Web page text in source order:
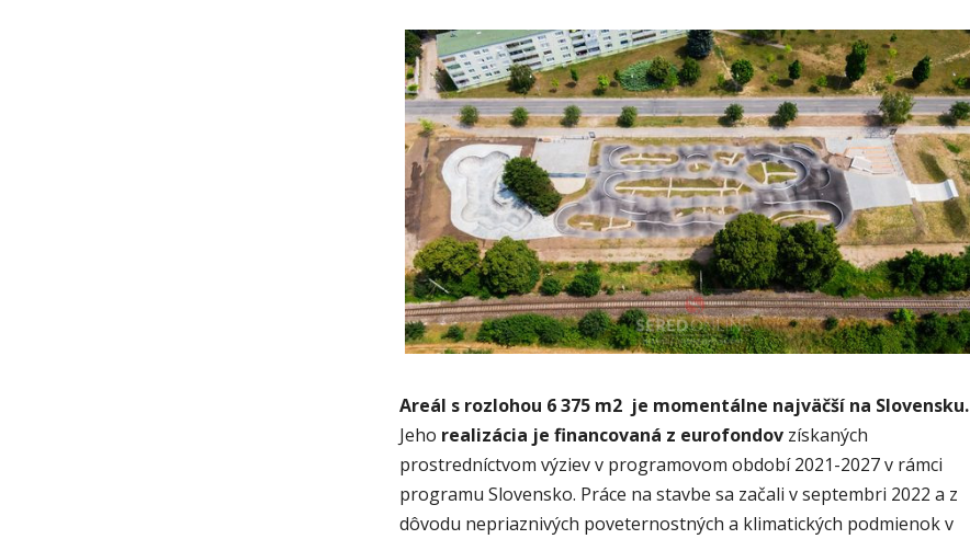
Areál s rozlohou 6 375 m2 je momentálne najväčší na Slovensku.
Jeho realizácia je financovaná z eurofondov získaných
prostredníctvom výziev v programovom období 2021-2027 v rámci
programu Slovensko. Práce na stavbe sa začali v septembri 2022 a z
dôvodu nepriaznivých poveternostných a klimatických podmienok v